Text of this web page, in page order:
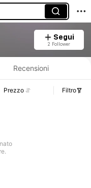
Segui
2 Follower
Recensioni
Prezzo Filtro